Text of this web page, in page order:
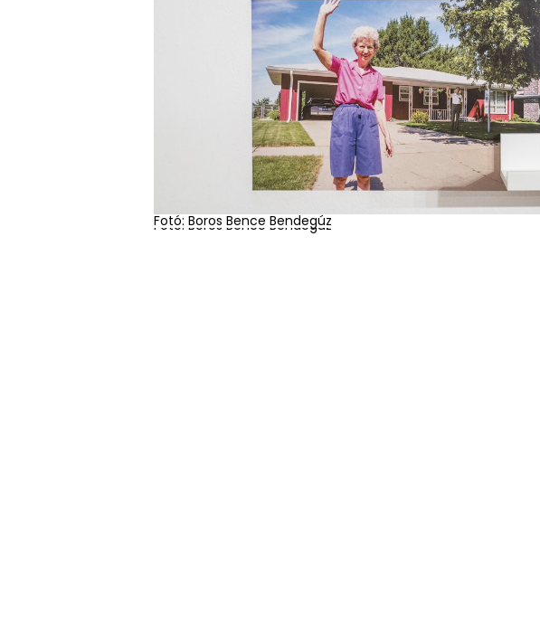
Fotó: Boros Bence Bendegúz
Fotó: Boros Bence Bendegúz